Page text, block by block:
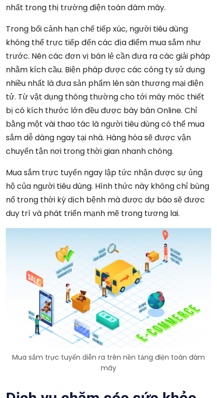
nhất trong thị trường điện toán đám mây.
Trong bối cảnh hạn chế tiếp xúc, người tiêu dùng
không thể trực tiếp đến các địa điểm mua sắm như
trước. Nên các đơn vị bán lẻ cần đưa ra các giải pháp
nhằm kích cầu. Biện pháp được các công ty sử dụng
nhiều nhất là đưa sản phẩm lên sàn thương mại điện
tử. Từ vật dụng thông thường cho tới máy móc thiết
bị có kích thước lớn đều được bày bán Online. Chỉ
bằng một vài thao tác là người tiêu dùng có thể mua
sắm dễ dàng ngay tại nhà. Hàng hóa sẽ được vận
chuyển tận nơi trong thời gian nhanh chóng.
Mua sắm trực tuyến ngay lập tức nhận được sự ủng
hộ của người tiêu dùng. Hình thức này không chỉ bùng
nổ trong thời kỳ dịch bệnh mà được dự báo sẽ được
duy trì và phát triển mạnh mẽ trong tương lai.
Mua sắm trực tuyến diễn ra trên nền tảng điện toán đám
mây